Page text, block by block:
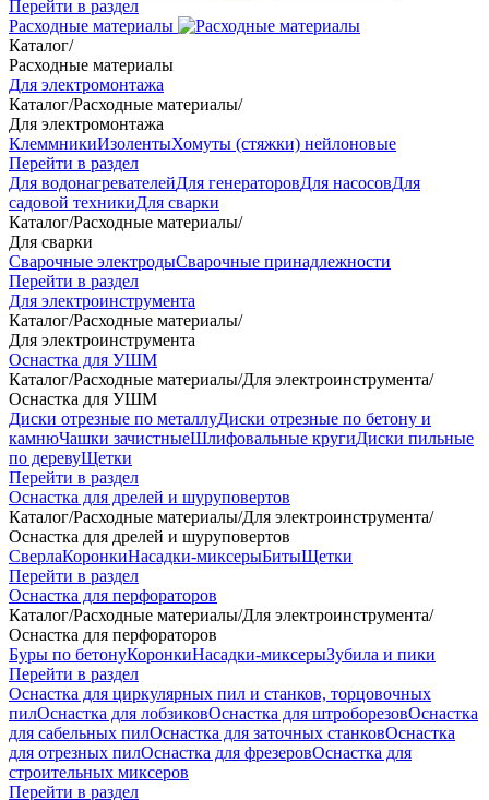
Перейти в раздел
Расходные материалы
Каталог/
Расходные материалы
Для электромонтажа
Каталог/Расходные материалы/
Для электромонтажа
КлеммникиИзолентыХомуты (стяжки) нейлоновые
Перейти в раздел
Для водонагревателейДля генераторовДля насосовДля
садовой техникиДля сварки
Каталог/Расходные материалы/
Для сварки
Сварочные электродыСварочные принадлежности
Перейти в раздел
Для электроинструмента
Каталог/Расходные материалы/
Для электроинструмента
Оснастка для УШМ
Каталог/Расходные материалы/Для электроинструмента/
Оснастка для УШМ
Диски отрезные по металлуДиски отрезные по бетону и
камнюЧашки зачистныеШлифовальные кругиДиски пильные
по деревуЩетки
Перейти в раздел
Оснастка для дрелей и шуруповертов
Каталог/Расходные материалы/Для электроинструмента/
Оснастка для дрелей и шуруповертов
СверлаКоронкиНасадки-миксерыБитыЩетки
Перейти в раздел
Оснастка для перфораторов
Каталог/Расходные материалы/Для электроинструмента/
Оснастка для перфораторов
Буры по бетонуКоронкиНасадки-миксерыЗубила и пики
Перейти в раздел
Оснастка для циркулярных пил и станков, торцовочных
пилОснастка для лобзиковОснастка для штроборезовОснастка
для сабельных пилОснастка для заточных станковОснастка
для отрезных пилОснастка для фрезеровОснастка для
строительных миксеров
Перейти в раздел